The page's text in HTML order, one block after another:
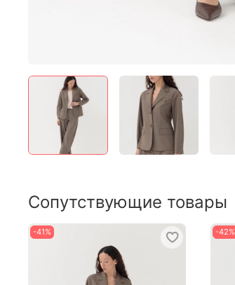
Сопутствующие товары
-41% -42%